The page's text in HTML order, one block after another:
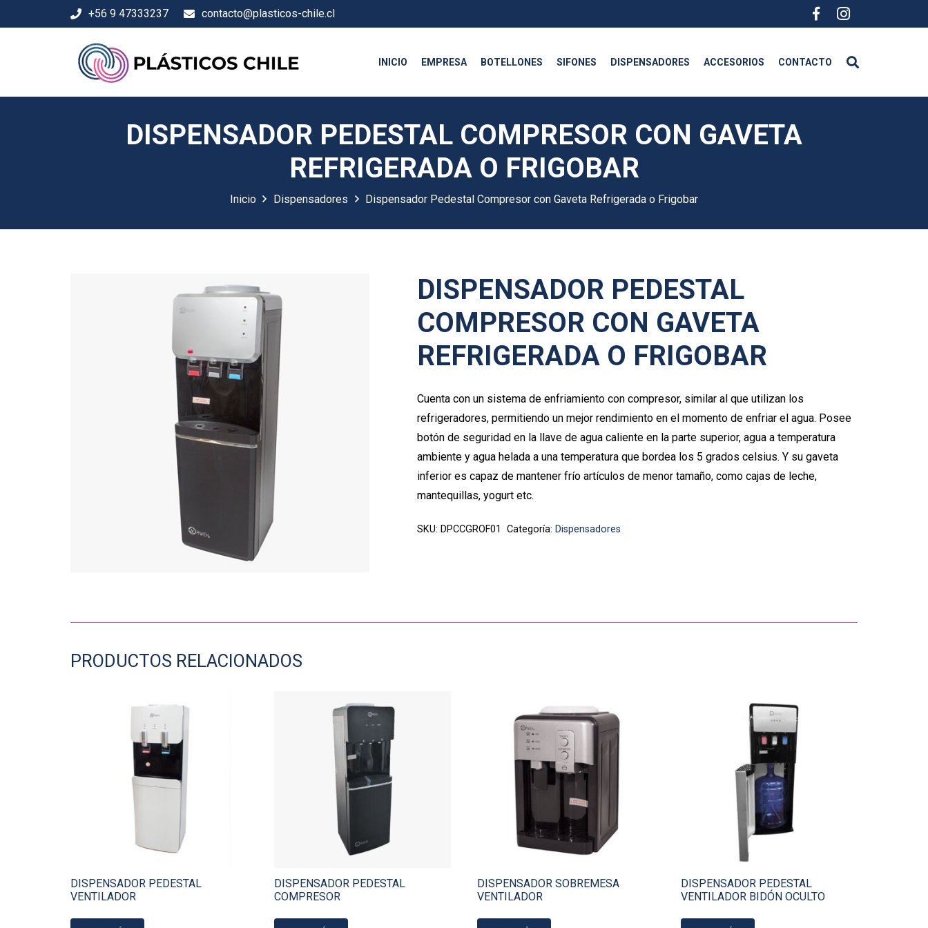
+56 9 47333237 contacto@plasticos-chile.cl
INICIO EMPRESA BOTELLONES SIFONES DISPENSADORES ACCESORIOS CONTACTO
DISPENSADOR PEDESTAL COMPRESOR CON GAVETA
REFRIGERADA O FRIGOBAR
Inicio Dispensadores Dispensador Pedestal Compresor con Gaveta Refrigerada o Frigobar
DISPENSADOR PEDESTAL
COMPRESOR CON GAVETA
REFRIGERADA O FRIGOBAR
Cuenta con un sistema de enfriamiento con compresor, similar al que utilizan los
refrigeradores, permitiendo un mejor rendimiento en el momento de enfriar el agua. Posee
botón de seguridad en la llave de agua caliente en la parte superior, agua a temperatura
ambiente y agua helada a una temperatura que bordea los 5 grados celsius. Y su gaveta
inferior es capaz de mantener frío artículos de menor tamaño, como cajas de leche,
mantequillas, yogurt etc.
SKU: DPCCGROF01 Categoría: Dispensadores
PRODUCTOS RELACIONADOS
DISPENSADOR PEDESTAL
VENTILADOR
DISPENSADOR PEDESTAL
COMPRESOR
DISPENSADOR SOBREMESA
VENTILADOR
DISPENSADOR PEDESTAL
VENTILADOR BIDÓN OCULTO